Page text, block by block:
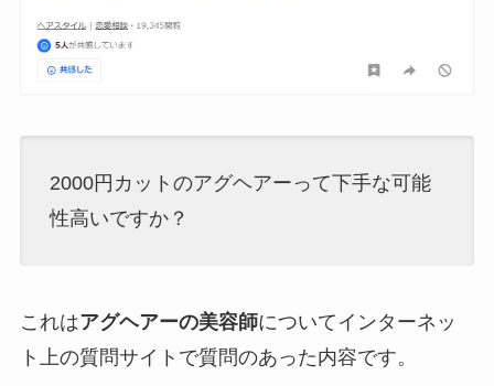
2000円カットのアグヘアーって下手な可能
性高いですか？
これはアグヘアーの美容師についてインターネッ
ト上の質問サイトで質問のあった内容です。